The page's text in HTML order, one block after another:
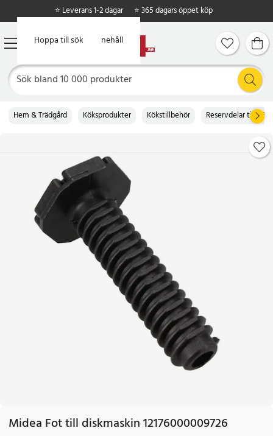
Hoppa till huvudinnehåll
Hoppa till sök
⭐ Leverans 1-2 dagar ⭐ 365 dagars öppet köp
Hem & Trädgård Köksprodukter Kökstillbehör Reservdelar till
Midea Fot till diskmaskin 12176000009726